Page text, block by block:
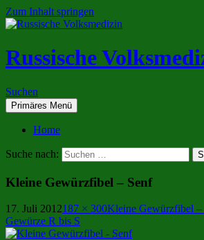
Zum Inhalt springen
Russische
Suchen
Primäres Menü
Home
Suche nach:
Kleine Gewürzfibel – Senf
17. Juli 2012187 × 300Kleine Gewürzfibel –
Gewürze R bis S